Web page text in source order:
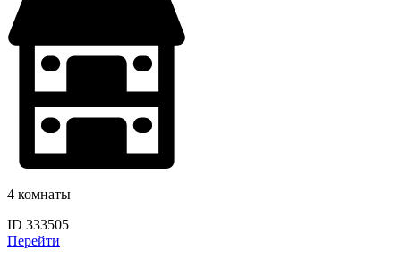
4 комнаты
ID 333505
Перейти